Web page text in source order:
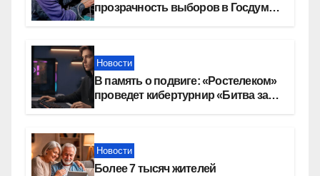
прозрачность выборов в Госдуму
Новости
В память о подвиге: «Ростелеком»
проведет кибертурнир «Битва за
Новости
Более 7 тысяч жителей